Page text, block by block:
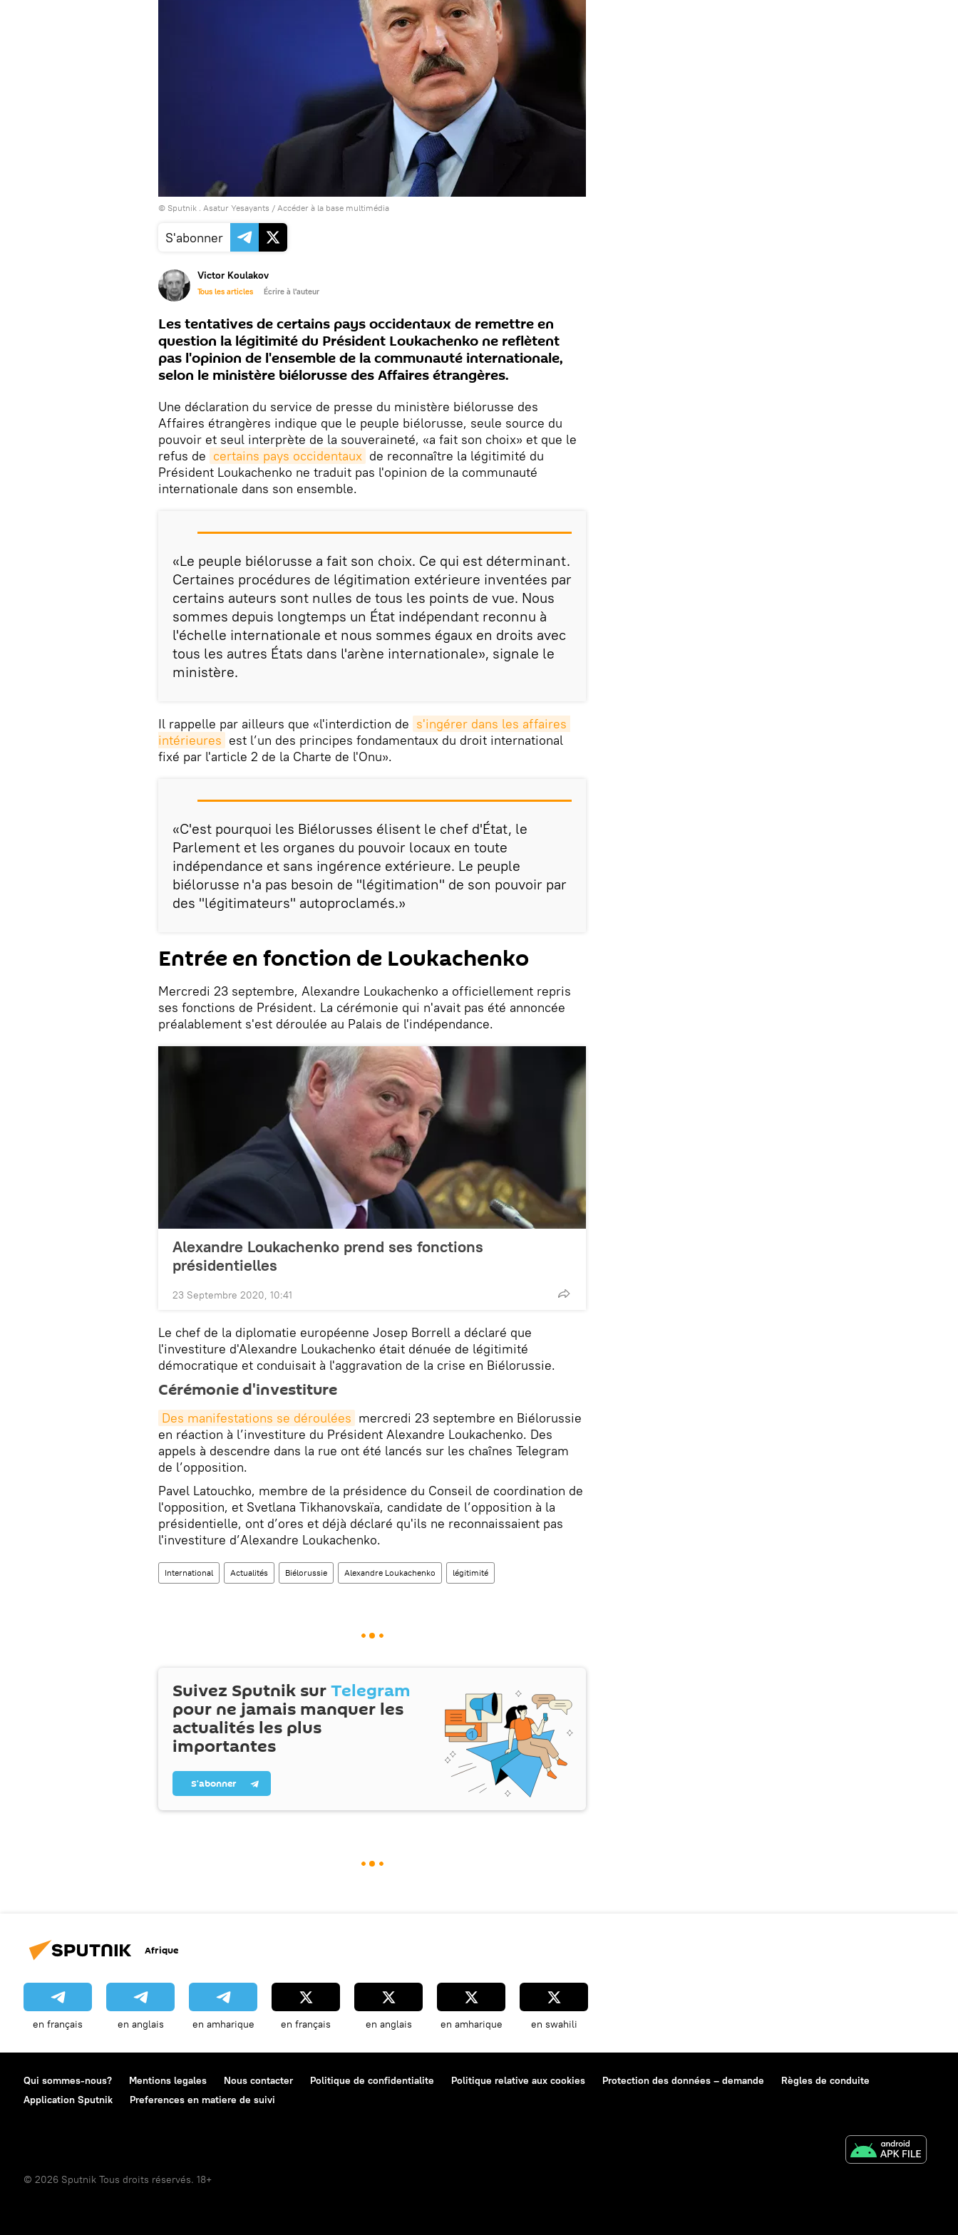
© Sputnik . Asatur Yesayants / Accéder à la base multimédia
S'abonner
Victor Koulakov
Tous les articles Écrire à l'auteur
Les tentatives de certains pays occidentaux de remettre en
question la légitimité du Président Loukachenko ne reflètent
pas l'opinion de l'ensemble de la communauté internationale,
selon le ministère biélorusse des Affaires étrangères.
Une déclaration du service de presse du ministère biélorusse des
Affaires étrangères indique que le peuple biélorusse, seule source du
pouvoir et seul interprète de la souveraineté, «a fait son choix» et que le
refus de certains pays occidentaux de reconnaître la légitimité du
Président Loukachenko ne traduit pas l'opinion de la communauté
internationale dans son ensemble.
«Le peuple biélorusse a fait son choix. Ce qui est déterminant.
Certaines procédures de légitimation extérieure inventées par
certains auteurs sont nulles de tous les points de vue. Nous
sommes depuis longtemps un État indépendant reconnu à
l'échelle internationale et nous sommes égaux en droits avec
tous les autres États dans l'arène internationale», signale le
ministère.
Il rappelle par ailleurs que «l'interdiction de s'ingérer dans les affaires
intérieures est l’un des principes fondamentaux du droit international
fixé par l'article 2 de la Charte de l'Onu».
«C'est pourquoi les Biélorusses élisent le chef d'État, le
Parlement et les organes du pouvoir locaux en toute
indépendance et sans ingérence extérieure. Le peuple
biélorusse n'a pas besoin de "légitimation" de son pouvoir par
des "légitimateurs" autoproclamés.»
Entrée en fonction de Loukachenko
Mercredi 23 septembre, Alexandre Loukachenko a officiellement repris
ses fonctions de Président. La cérémonie qui n'avait pas été annoncée
préalablement s'est déroulée au Palais de l'indépendance.
Alexandre Loukachenko prend ses fonctions
présidentielles
23 Septembre 2020, 10:41
Le chef de la diplomatie européenne Josep Borrell a déclaré que
l'investiture d'Alexandre Loukachenko était dénuée de légitimité
démocratique et conduisait à l'aggravation de la crise en Biélorussie.
Cérémonie d'investiture
Des manifestations se déroulées mercredi 23 septembre en Biélorussie
en réaction à l’investiture du Président Alexandre Loukachenko. Des
appels à descendre dans la rue ont été lancés sur les chaînes Telegram
de l’opposition.
Pavel Latouchko, membre de la présidence du Conseil de coordination de
l'opposition, et Svetlana Tikhanovskaïa, candidate de l’opposition à la
présidentielle, ont d’ores et déjà déclaré qu'ils ne reconnaissaient pas
l'investiture d’Alexandre Loukachenko.
International Actualités Biélorussie Alexandre Loukachenko légitimité
Suivez Sputnik surTelegram
pour ne jamais manquer les
actualités les plus
importantes
S’abonner
Afrique
en français en anglais en amharique en français en anglais en amharique en swahili
Qui sommes-nous? Mentions legales Nous contacter Politique de confidentialite Politique relative aux cookies Protection des données – demande
Règles de conduite
Application Sputnik
Preferences en matiere de suivi
© 2026 Sputnik Tous droits réservés. 18+